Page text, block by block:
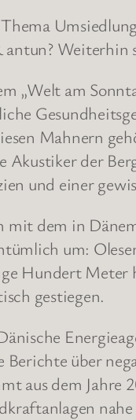
Weiterhin
„Welt am
Mahnern
Akustiker der
und einer
mit dem in
um:
Hundert Meter
gestiegen.
Berichte über
aus dem Jahre